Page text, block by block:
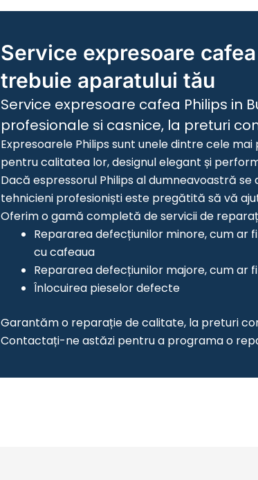
Service expresoare
trebuie aparatului tău
Service expresoare cafea Philips in
profesionale si casnice, la preturi
Expresoarele Philips sunt unele dintre cele
pentru calitatea lor, designul elegant și
Dacă espressorul Philips al dumneavoastră
tehnicieni profesioniști este pregătită să vă
Oferim o gamă completă de servicii de
Repararea defecțiunilor minore, cum ar
cu cafeaua
Repararea defecțiunilor majore, cum ar
Înlocuirea pieselor defecte
Garantăm o reparație de calitate, la preturi
Contactați-ne astăzi pentru a programa o